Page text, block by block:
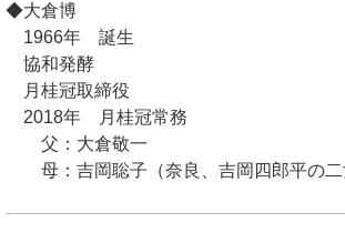
◆大倉博
1966年 誕生
協和発酵
月桂冠取締役
2018年 月桂冠常務
父：大倉敬一
母：吉岡聡子（奈良、吉岡四郎平の二